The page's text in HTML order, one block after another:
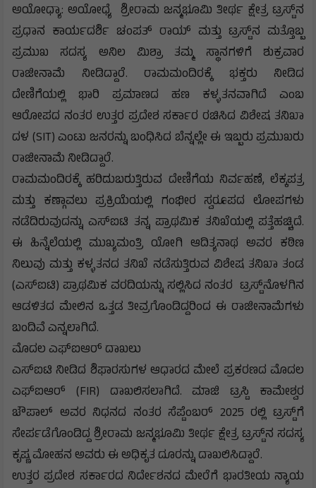
ಅಯೋಧ್ಯಾ: ಅಯೋಧ್ಯೆ ಶ್ರೀರಾಮ ಜನ್ಮಭೂಮಿ ತೀರ್ಥ ಕ್ಷೇತ್ರ ಟ್ರಸ್ಟ್‌ನ
ಪ್ರಧಾನ ಕಾರ್ಯದರ್ಶಿ ಚಂಪತ್ ರಾಯ್ ಮತ್ತು ಟ್ರಸ್ಟ್‌ನ ಮತ್ತೊಬ್ಬ
ಪ್ರಮುಖ ಸದಸ್ಯ ಅನಿಲ ಮಿಶ್ರಾ ತಮ್ಮ ಸ್ಥಾನಗಳಿಗೆ ಶುಕ್ರವಾರ
ರಾಜೀನಾಮೆ ನೀಡಿದ್ದಾರೆ. ರಾಮಮಂದಿರಕ್ಕೆ ಭಕ್ತರು ನೀಡಿದ
ದೇಣಿಗೆಯಲ್ಲಿ ಭಾರಿ ಪ್ರಮಾಣದ ಹಣ ಕಳ್ಳತನವಾಗಿದೆ ಎಂಬ
ಆರೋಪದ ನಂತರ ಉತ್ತರ ಪ್ರದೇಶ ಸರ್ಕಾರ ರಚಿಸಿದ ವಿಶೇಷ ತನಿಖಾ
ದಳ (SIT) ಎಂಟು ಜನರನ್ನು ಬಂಧಿಸಿದ ಬೆನ್ನಲ್ಲೇ ಈ ಇಬ್ಬರು ಪ್ರಮುಖರು
ರಾಜೀನಾಮೆ ನೀಡಿದ್ದಾರೆ.
ರಾಮಮಂದಿರಕ್ಕೆ ಹರಿದುಬರುತ್ತಿರುವ ದೇಣಿಗೆಯ ನಿರ್ವಹಣೆ, ಲೆಕ್ಕಪತ್ರ
ಮತ್ತು ಕಣ್ಗಾವಲು ಪ್ರಕ್ರಿಯೆಯಲ್ಲಿ ಗಂಭೀರ ಸ್ವರೂಪದ ಲೋಪಗಳು
ನಡೆದಿರುವುದನ್ನು ಎಸ್‌ಐಟಿ ತನ್ನ ಪ್ರಾಥಮಿಕ ತನಿಖೆಯಲ್ಲಿ ಪತ್ತೆಹಚ್ಚಿದೆ.
ಈ ಹಿನ್ನೆಲೆಯಲ್ಲಿ ಮುಖ್ಯಮಂತ್ರಿ ಯೋಗಿ ಆದಿತ್ಯನಾಥ ಅವರ ಕಠಿಣ
ನಿಲುವು ಮತ್ತು ಕಳ್ಳತನದ ತನಿಖೆ ನಡೆಸುತ್ತಿರುವ ವಿಶೇಷ ತನಿಖಾ ತಂಡ
(ಎಸ್‌ಐಟಿ) ಪ್ರಾಥಮಿಕ ವರದಿಯನ್ನು ಸಲ್ಲಿಸಿದ ನಂತರ ಟ್ರಸ್ಟ್‌ನೊಳಗಿನ
ಆಡಳಿತದ ಮೇಲಿನ ಒತ್ತಡ ತೀವ್ರಗೊಂಡಿದ್ದರಿಂದ ಈ ರಾಜೀನಾಮೆಗಳು
ಬಂದಿವೆ ಎನ್ನಲಾಗಿದೆ.
ಮೊದಲ ಎಫ್‌ಐಆರ್ ದಾಖಲು
ಎಸ್‌ಐಟಿ ನೀಡಿದ ಶಿಫಾರಸುಗಳ ಆಧಾರದ ಮೇಲೆ ಪ್ರಕರಣದ ಮೊದಲ
ಎಫ್‌ಐಆರ್ (FIR) ದಾಖಲಿಸಲಾಗಿದೆ. ಮಾಜಿ ಟ್ರಸ್ಟಿ ಕಾಮೇಶ್ವರ
ಚೌಪಾಲ್ ಅವರ ನಿಧನದ ನಂತರ ಸೆಪ್ಟೆಂಬರ್ 2025 ರಲ್ಲಿ ಟ್ರಸ್ಟ್‌ಗೆ
ಸೇರ್ಪಡೆಗೊಂಡಿದ್ದ ಶ್ರೀರಾಮ ಜನ್ಮಭೂಮಿ ತೀರ್ಥ ಕ್ಷೇತ್ರ ಟ್ರಸ್ಟ್‌ನ ಸದಸ್ಯ
ಕೃಷ್ಣ ಮೋಹನ ಅವರು ಈ ಅಧಿಕೃತ ದೂರನ್ನು ದಾಖಲಿಸಿದ್ದಾರೆ.
ಉತ್ತರ ಪ್ರದೇಶ ಸರ್ಕಾರದ ನಿರ್ದೇಶನದ ಮೇರೆಗೆ ಭಾರತೀಯ ನ್ಯಾಯ